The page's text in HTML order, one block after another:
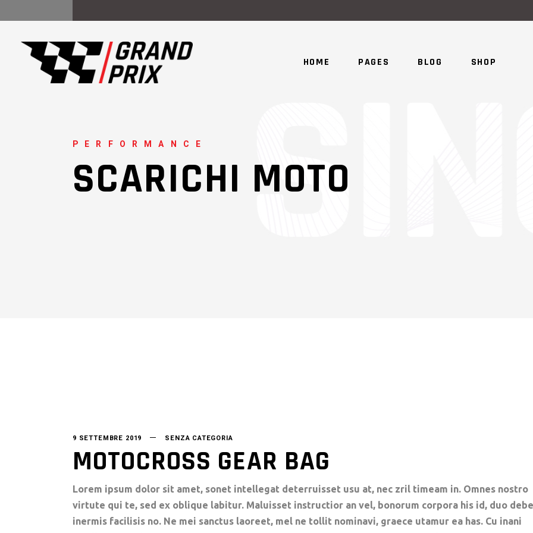
HOME PAGES BLOG SHOP
PERFORMANCE
SCARICHI MOTO
9 SETTEMBRE 2019 SENZA CATEGORIA
MOTOCROSS GEAR BAG
Lorem ipsum dolor sit amet, sonet intellegat deterruisset usu at, nec zril timeam in. Omnes nostro
virtute qui te, sed ex oblique labitur. Maluisset instructior an vel, bonorum corpora his id, duo
inermis facilisis no. Ne mei sanctus laoreet, mel ne tollit nominavi, graece utamur ea has. Cu inani